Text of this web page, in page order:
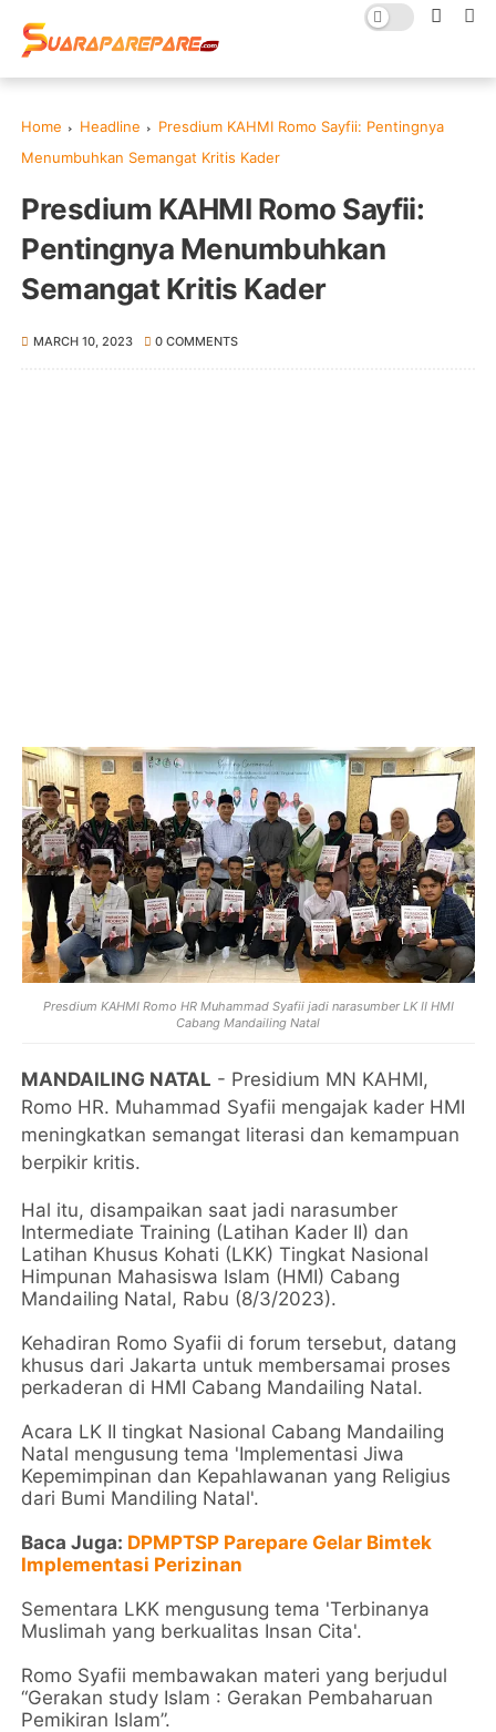
Home Headline
Presdium KAHMI Romo Sayfii: Pentingnya
Menumbuhkan Semangat Kritis Kader
Presdium KAHMI Romo Sayfii:
Pentingnya Menumbuhkan
Semangat Kritis Kader
MARCH 10, 2023 0 COMMENTS
Presdium KAHMI Romo HR Muhammad Syafii jadi narasumber LK II HMI
Cabang Mandailing Natal
MANDAILING NATAL - Presidium MN KAHMI,
Romo HR. Muhammad Syafii mengajak kader HMI
meningkatkan semangat literasi dan kemampuan
berpikir kritis.
Hal itu, disampaikan saat jadi narasumber
Intermediate Training (Latihan Kader II) dan
Latihan Khusus Kohati (LKK) Tingkat Nasional
Himpunan Mahasiswa Islam (HMI) Cabang
Mandailing Natal, Rabu (8/3/2023).
Kehadiran Romo Syafii di forum tersebut, datang
khusus dari Jakarta untuk membersamai proses
perkaderan di HMI Cabang Mandailing Natal.
Acara LK II tingkat Nasional Cabang Mandailing
Natal mengusung tema 'Implementasi Jiwa
Kepemimpinan dan Kepahlawanan yang Religius
dari Bumi Mandiling Natal'.
Baca Juga: DPMPTSP Parepare Gelar Bimtek
Implementasi Perizinan
Sementara LKK mengusung tema 'Terbinanya
Muslimah yang berkualitas Insan Cita'.
Romo Syafii membawakan materi yang berjudul
“Gerakan study Islam : Gerakan Pembaharuan
Pemikiran Islam”.